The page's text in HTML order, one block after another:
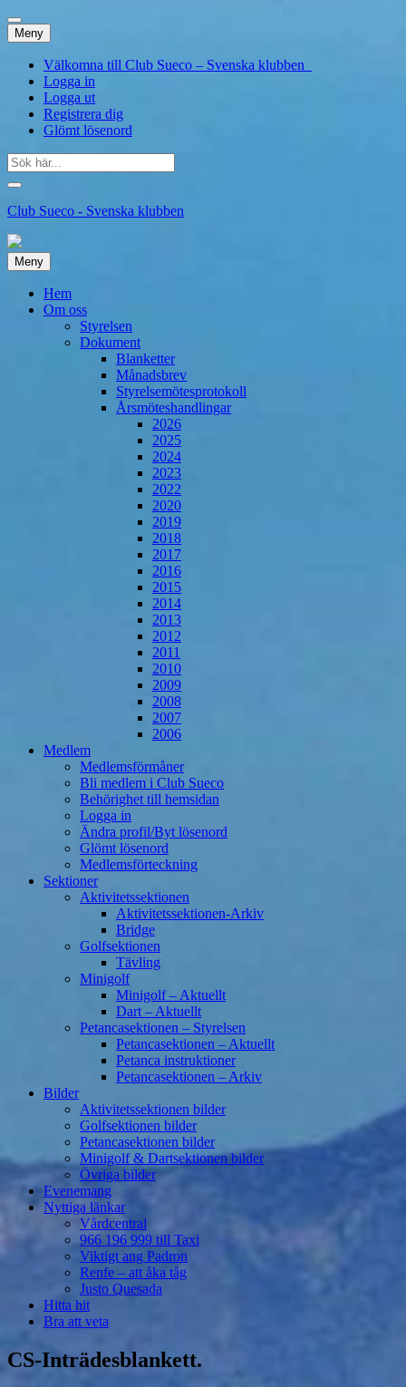
Meny Hoppa
till
innehåll
Välkomna till Club Sueco – Svenska klubben
Logga in
Logga ut
Registrera dig
Glömt lösenord
Sök
efter:
Club Sueco - Svenska klubben
Meny Hoppa
till
innehåll
Hem
Om oss
Styrelsen
Dokument
Blanketter
Månadsbrev
Styrelsemötesprotokoll
Årsmöteshandlingar
2026
2025
2024
2023
2022
2020
2019
2018
2017
2016
2015
2014
2013
2012
2011
2010
2009
2008
2007
2006
Medlem
Medlemsförmåner
Bli medlem i Club Sueco
Behörighet till hemsidan
Logga in
Ändra profil/Byt lösenord
Glömt lösenord
Medlemsförteckning
Sektioner
Aktivitetssektionen
Aktivitetssektionen-Arkiv
Bridge
Golfsektionen
Tävling
Minigolf
Minigolf – Aktuellt
Dart – Aktuellt
Petancasektionen – Styrelsen
Petancasektionen – Aktuellt
Petanca instruktioner
Petancasektionen – Arkiv
Bilder
Aktivitetssektionen bilder
Golfsektionen bilder
Petancasektionen bilder
Minigolf & Dartsektionen bilder
Övriga bilder
Evenemang
Nyttiga länkar
Vårdcentral
966 196 999 till Taxi
Viktigt ang Padron
Renfe – att åka tåg
Justo Quesada
Hitta hit
Bra att veta
CS-Inträdesblankett.